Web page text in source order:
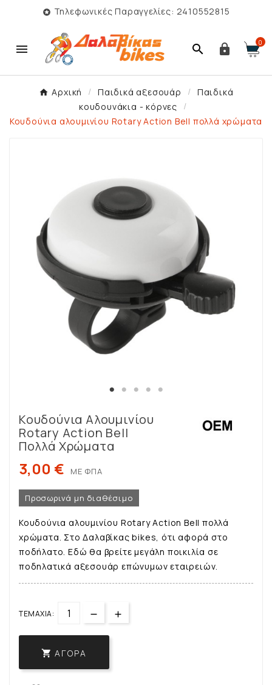
 Τηλεφωνικές Παραγγελίες: 2410552815
   0
Αρχική Παιδικά αξεσουάρ
Παιδικά
κουδουνάκια - κόρνες
Κουδούνια αλουμινίου Rotary Action Bell πολλά χρώματα
Κουδούνια Αλουμινίου
Rotary Action Bell
Πολλά Χρώματα
3,00 € ΜΕ ΦΠΑ
Προσωρινά μη διαθέσιμο
Κουδούνια αλουμινίου Rotary Action Bell πολλά
χρώματα. Στο Δαλαβίκας bikes, ότι αφορά στο
ποδήλατο. Εδώ θα βρείτε μεγάλη ποικιλία σε
ποδηλατικά αξεσουάρ επώνυμων εταιρειών.
ΤΕΜΆΧΙΑ:
 ΑΓΟΡΆ